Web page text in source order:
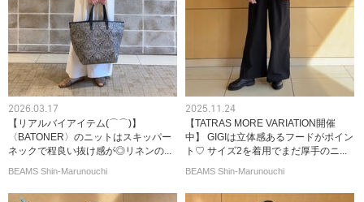
2026.03.17
【リアルバイアイテム(⌒⌒)】
〈BATONER〉のニットはスキッパー
ネックで程良い抜け感が◎リネンの...
BEAMS Shin-Marunouchi
2025.11.24
【TATRAS MORE VARIATION開催
中】 GIGIは立体感あるフードがポイン
ト♡ サイズ2を着用でまだ厚手のニ...
BEAMS Shin-Marunouchi